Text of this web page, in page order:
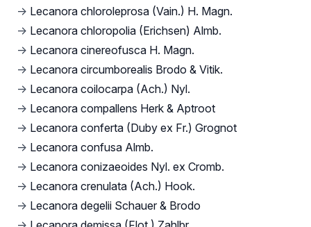
→ Lecanora chloroleprosa (Vain.) H. Magn.
→ Lecanora chloropolia (Erichsen) Almb.
→ Lecanora cinereofusca H. Magn.
→ Lecanora circumborealis Brodo & Vitik.
→ Lecanora coilocarpa (Ach.) Nyl.
→ Lecanora compallens Herk & Aptroot
→ Lecanora conferta (Duby ex Fr.) Grognot
→ Lecanora confusa Almb.
→ Lecanora conizaeoides Nyl. ex Cromb.
→ Lecanora crenulata (Ach.) Hook.
→ Lecanora degelii Schauer & Brodo